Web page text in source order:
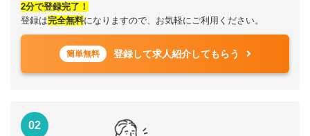
2分で登録完了！
登録は完全無料になりますので、お気軽にご利用ください。
簡単無料 登録して求人紹介してもらう
02